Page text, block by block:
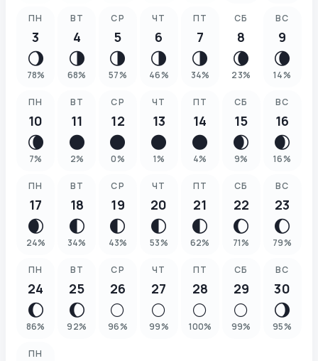
ПН
3
🌖
78%
ВТ
4
🌗
68%
СР
5
🌗
57%
ЧТ
6
🌗
46%
ПТ
7
🌗
34%
СБ
8
🌘
23%
ВС
9
🌘
14%
ПН
10
🌘
7%
ВТ
11
🌑
2%
СР
12
🌑
0%
ЧТ
13
🌑
1%
ПТ
14
🌑
4%
СБ
15
🌒
9%
ВС
16
🌒
16%
ПН
17
🌒
24%
ВТ
18
🌓
34%
СР
19
🌓
43%
ЧТ
20
🌓
53%
ПТ
21
🌓
62%
СБ
22
🌔
71%
ВС
23
🌔
79%
ПН
24
🌔
86%
ВТ
25
🌔
92%
СР
26
🌕
96%
ЧТ
27
🌕
99%
ПТ
28
🌕
100%
СБ
29
🌕
99%
ВС
30
🌖
95%
ПН